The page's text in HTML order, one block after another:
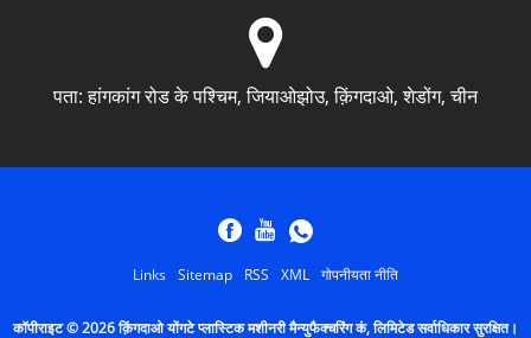
पता: हांगकांग रोड के पश्चिम, जियाओझोउ, क़िंगदाओ, शेडोंग, चीन
Links Sitemap RSS XML गोपनीयता नीति
कॉपीराइट © 2026 क़िंगदाओ योंगटे प्लास्टिक मशीनरी मैन्युफैक्चरिंग कं, लिमिटेड सर्वाधिकार सुरक्षित।